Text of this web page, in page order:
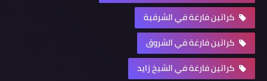
كراتين فارغة في الشرقية
كراتين فارغة في الشروق
كراتين فارغة في الشيخ زايد